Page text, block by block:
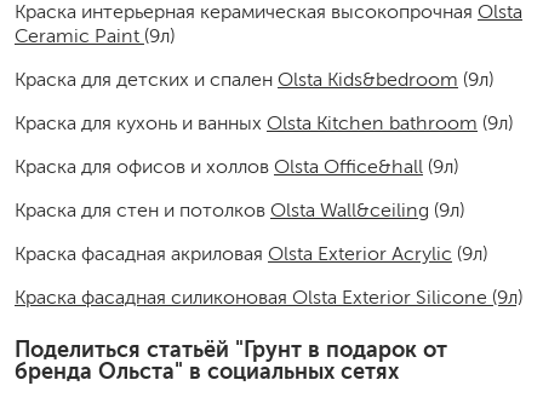
Краска интерьерная керамическая высокопрочная Olsta
Ceramic Paint (9л)
Краска для детских и спален Olsta Kids&bedroom (9л)
Краска для кухонь и ванных Olsta Kitchen bathroom (9л)
Краска для офисов и холлов Olsta Office&hall (9л)
Краска для стен и потолков Olsta Wall&ceiling (9л)
Краска фасадная акриловая Olsta Exterior Acrylic (9л)
Краска фасадная силиконовая Olsta Exterior Silicone (9л)
Поделиться статьёй "Грунт в подарок от
бренда Ольста" в социальных сетях